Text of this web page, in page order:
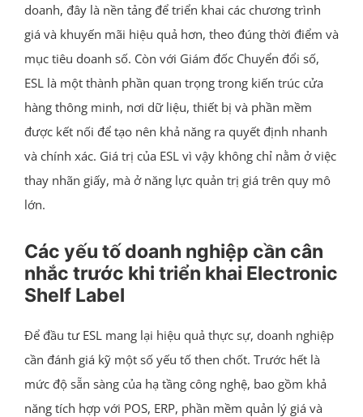
doanh, đây là nền tảng để triển khai các chương trình
giá và khuyến mãi hiệu quả hơn, theo đúng thời điểm và
mục tiêu doanh số. Còn với Giám đốc Chuyển đổi số,
ESL là một thành phần quan trọng trong kiến trúc cửa
hàng thông minh, nơi dữ liệu, thiết bị và phần mềm
được kết nối để tạo nên khả năng ra quyết định nhanh
và chính xác. Giá trị của ESL vì vậy không chỉ nằm ở việc
thay nhãn giấy, mà ở năng lực quản trị giá trên quy mô
lớn.
Các yếu tố doanh nghiệp cần cân
nhắc trước khi triển khai Electronic
Shelf Label
Để đầu tư ESL mang lại hiệu quả thực sự, doanh nghiệp
cần đánh giá kỹ một số yếu tố then chốt. Trước hết là
mức độ sẵn sàng của hạ tầng công nghệ, bao gồm khả
năng tích hợp với POS, ERP, phần mềm quản lý giá và